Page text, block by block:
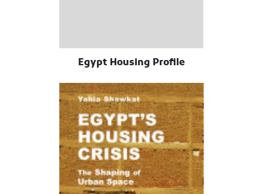
Egypt Housing Profile